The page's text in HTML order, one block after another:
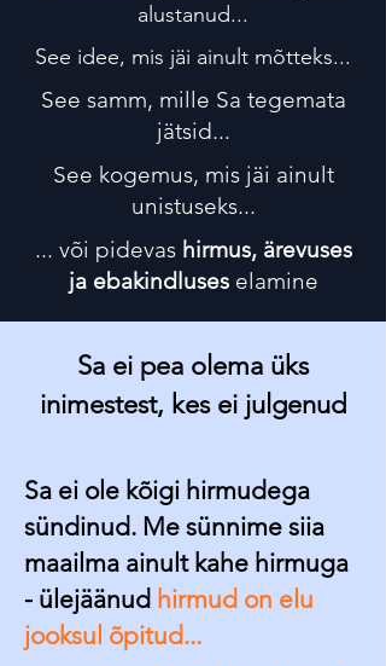
alustanud...
See idee, mis jäi ainult mõtteks...
See samm, mille Sa tegemata
jätsid...
See kogemus, mis jäi ainult
unistuseks...
... või pidevas hirmus, ärevuses
ja ebakindluseselamine
Sa ei pea olema üks
inimestest, kes ei julgenud
Sa ei ole kõigi hirmudega
sündinud. Me sünnime siia
maailma ainult kahe hirmuga
- ülejäänud hirmud on elu
jooksul õpitud...